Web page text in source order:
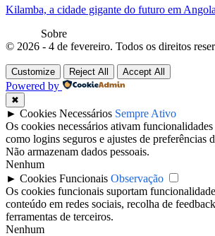
Kilamba, a cidade gigante do futuro em Angola
Sobre
© 2026 - 4 de fevereiro. Todos os direitos
Customize Reject All Accept All
Powered by
✖
► Cookies Necessários Sempre Ativo
Os cookies necessários ativam funcionalidades
como logins seguros e ajustes de preferências
Não armazenam dados pessoais.
Nenhum
► Cookies Funcionais Observação
Os cookies funcionais suportam
conteúdo em redes sociais, recolha de
ferramentas de terceiros.
Nenhum